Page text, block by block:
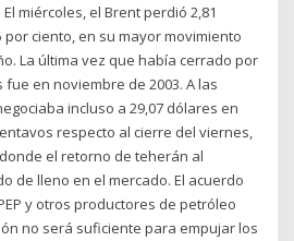
miércoles, el Brent perdió 2,81
ciento, en su mayor movimiento
La última vez que había cerrado por
en noviembre de 2003. A las
incluso a 29,07 dólares en
respecto al cierre del viernes,
el retorno de teherán al
de lleno en el mercado. El acuerdo
y otros productores de petróleo
no será suficiente para empujar los